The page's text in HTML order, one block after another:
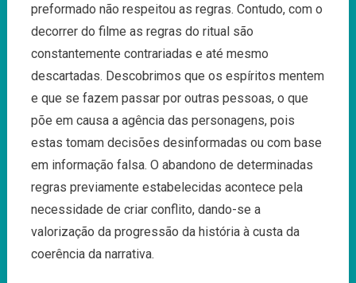
preformado não respeitou as regras. Contudo, com o
decorrer do filme as regras do ritual são
constantemente contrariadas e até mesmo
descartadas. Descobrimos que os espíritos mentem
e que se fazem passar por outras pessoas, o que
põe em causa a agência das personagens, pois
estas tomam decisões desinformadas ou com base
em informação falsa. O abandono de determinadas
regras previamente estabelecidas acontece pela
necessidade de criar conflito, dando-se a
valorização da progressão da história à custa da
coerência da narrativa.